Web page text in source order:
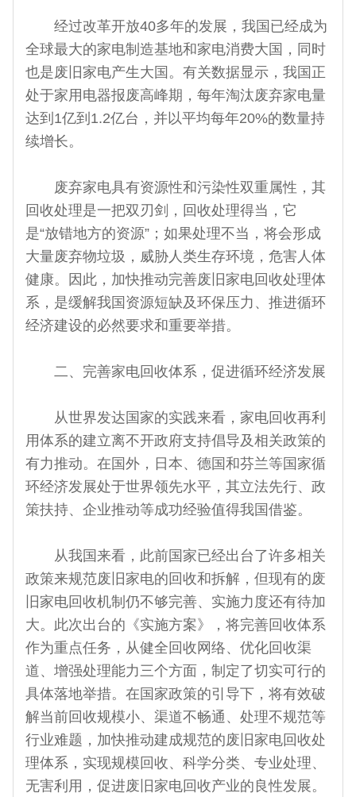
经过改革开放40多年的发展，我国已经成为
全球最大的家电制造基地和家电消费大国，同时
也是废旧家电产生大国。有关数据显示，我国正
处于家用电器报废高峰期，每年淘汰废弃家电量
达到1亿到1.2亿台，并以平均每年20%的数量持
续增长。
废弃家电具有资源性和污染性双重属性，其
回收处理是一把双刃剑，回收处理得当，它
是“放错地方的资源”；如果处理不当，将会形成
大量废弃物垃圾，威胁人类生存环境，危害人体
健康。因此，加快推动完善废旧家电回收处理体
系，是缓解我国资源短缺及环保压力、推进循环
经济建设的必然要求和重要举措。
二、完善家电回收体系，促进循环经济发展
从世界发达国家的实践来看，家电回收再利
用体系的建立离不开政府支持倡导及相关政策的
有力推动。在国外，日本、德国和芬兰等国家循
环经济发展处于世界领先水平，其立法先行、政
策扶持、企业推动等成功经验值得我国借鉴。
从我国来看，此前国家已经出台了许多相关
政策来规范废旧家电的回收和拆解，但现有的废
旧家电回收机制仍不够完善、实施力度还有待加
大。此次出台的《实施方案》，将完善回收体系
作为重点任务，从健全回收网络、优化回收渠
道、增强处理能力三个方面，制定了切实可行的
具体落地举措。在国家政策的引导下，将有效破
解当前回收规模小、渠道不畅通、处理不规范等
行业难题，加快推动建成规范的废旧家电回收处
理体系，实现规模回收、科学分类、专业处理、
无害利用，促进废旧家电回收产业的良性发展。